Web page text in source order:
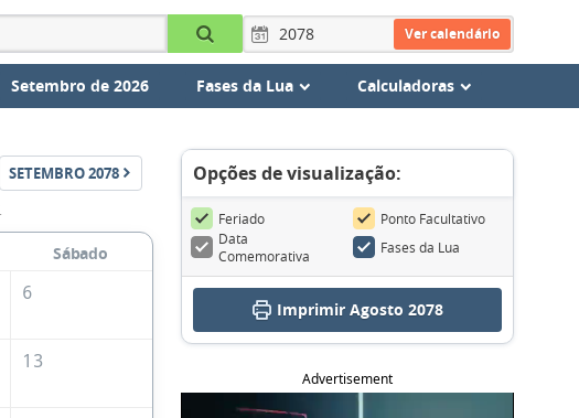
Ver calendário
Setembro de 2026 Fases da Lua Calculadoras
SETEMBRO2078
Sábado
6
13
Opções de visualização:
Feriado
Ponto Facultativo
Data
Comemorativa
Fases da Lua
Imprimir Agosto 2078
Advertisement